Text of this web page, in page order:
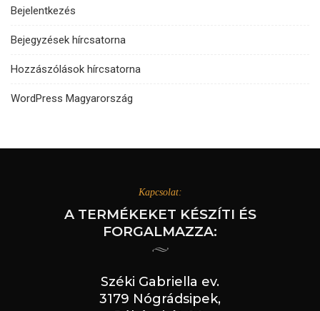
Bejelentkezés
Bejegyzések hírcsatorna
Hozzászólások hírcsatorna
WordPress Magyarország
Kapcsolat:
A TERMÉKEKET KÉSZÍTI ÉS
FORGALMAZZA:
Széki Gabriella ev.
3179 Nógrádsipek,